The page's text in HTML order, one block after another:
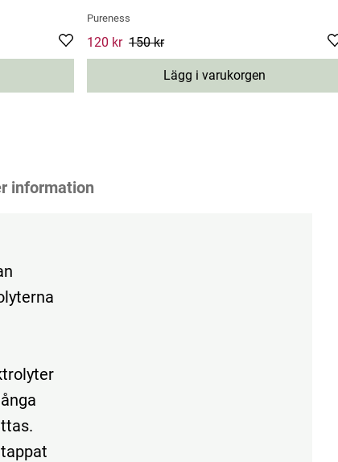
Pureness
Current price:120 kr
120 kr 150 kr
Lägg i varukorgen
information